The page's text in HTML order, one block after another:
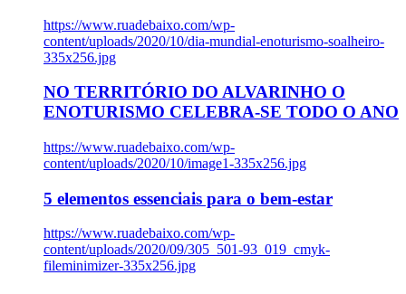
https://www.ruadebaixo.com/wp-
content/uploads/2020/10/dia-mundial-enoturismo-soalheiro-
335x256.jpg
NO TERRITÓRIO DO ALVARINHO O
ENOTURISMO CELEBRA-SE TODO O ANO
https://www.ruadebaixo.com/wp-
content/uploads/2020/10/image1-335x256.jpg
5 elementos essenciais para o bem-estar
https://www.ruadebaixo.com/wp-
content/uploads/2020/09/305_501-93_019_cmyk-
fileminimizer-335x256.jpg